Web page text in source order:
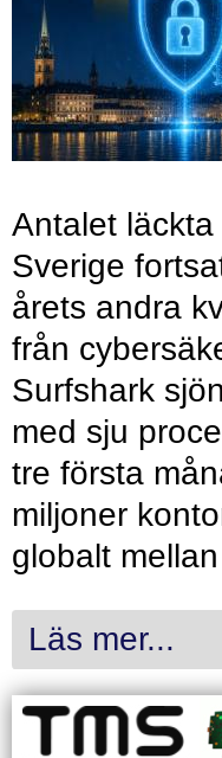
Antalet
Sverige
årets andra
från
Surfshark
med sju
tre första
miljoner
globalt
Läs mer...